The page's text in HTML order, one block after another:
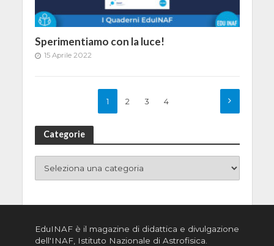
Sperimentiamo con la luce!
15 Aprile 2022
1 2 3 4
Categorie
EduINAF è il magazine di didattica e divulgazione
dell'INAF, Istituto Nazionale di Astrofisica